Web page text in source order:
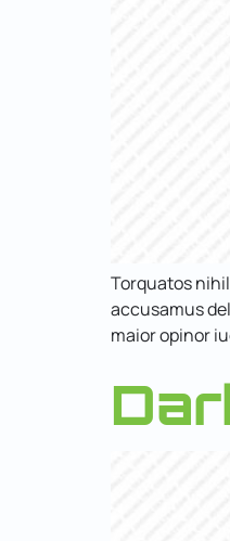
Torquatos
accusamus
maior opinor